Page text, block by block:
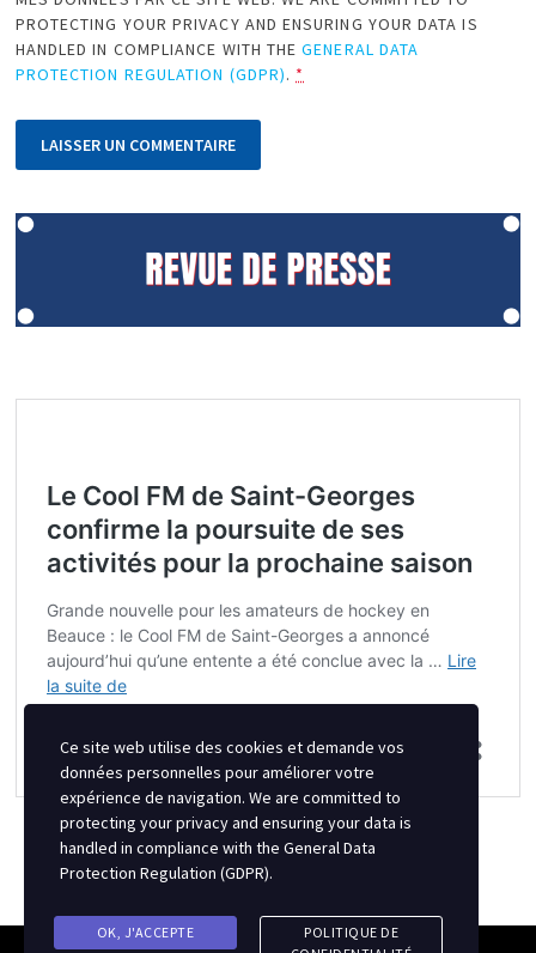
PROTECTING YOUR PRIVACY AND ENSURING YOUR DATA IS
HANDLED IN COMPLIANCE WITH THEGENERAL DATA
PROTECTION REGULATION (GDPR). *
Ce site web utilise des cookies et demande vos
données personnelles pour améliorer votre
expérience de navigation. We are committed to
protecting your privacy and ensuring your data is
handled in compliance with the General Data
Protection Regulation (GDPR).
OK, J'ACCEPTE
POLITIQUE DE